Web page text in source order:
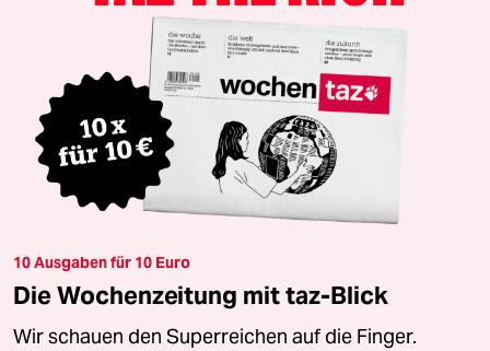
10 Ausgaben für 10 Euro
Die Wochenzeitung mit taz-Blick
Wir schauen den Superreichen auf die Finger.